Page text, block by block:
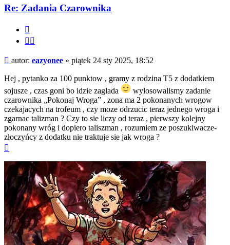
Re: Zadania Czarownika
Post
autor: eazyonee » piątek 24 sty 2025, 18:52
Hej , pytanko za 100 punktow , gramy z rodzina T5 z dodatkiem
sojusze , czas goni bo idzie zaglada
wylosowalismy zadanie
czarownika „Pokonaj Wroga” , zona ma 2 pokonanych wrogow
czekajacych na trofeum , czy moze odrzucic teraz jednego wroga i
zgarnac talizman ? Czy to sie liczy od teraz , pierwszy kolejny
pokonany wróg i dopiero taliszman , rozumiem ze poszukiwacze-
złoczyńcy z dodatku nie traktuje sie jak wroga ?